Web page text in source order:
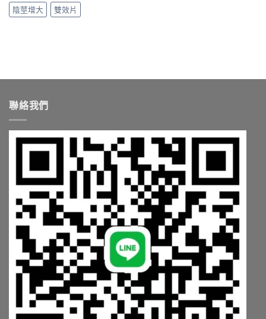
中
陰莖增大
雙效片
聯絡我們